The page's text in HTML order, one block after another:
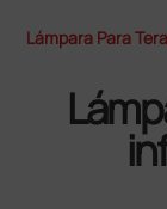
Lámpara Para